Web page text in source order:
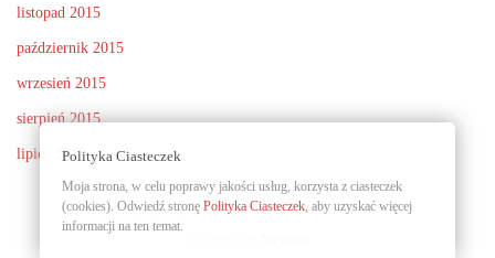
listopad 2015
październik 2015
wrzesień 2015
sierpień 2015
lipiec 2015Polityka Ciasteczek
Moja strona, w celu poprawy jakości usług, korzysta z ciasteczek
(cookies). Odwiedź stronę Polityka Ciasteczek, aby uzyskać więcej
informacji na ten temat.